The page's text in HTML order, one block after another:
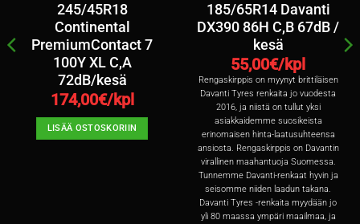
245/45R18
Continental
PremiumContact 7
100Y XL C,A
72dB/kesä
174,00€/kpl
LISÄÄ OSTOSKORIIN
185/65R14 Davanti
DX390 86H C,B 67dB /
kesä
55,00€/kpl
Rengaskirppis on myynyt brittiläisen
Davanti Tyres renkaita jo vuodesta
2016, ja niistä on tullut yksi
asiakkaidemme suosikeista
erinomaisen hinta-laatusuhteensa
ansiosta. Rengaskirppis on Davantin
virallinen maahantuoja Suomessa.
Tunnemme Davanti-renkaat hyvin ja
seisomme niiden laadun takana.
Davanti Tyres -renkaita myydään jo
yli 80 maassa ympäri maailmaa, ja